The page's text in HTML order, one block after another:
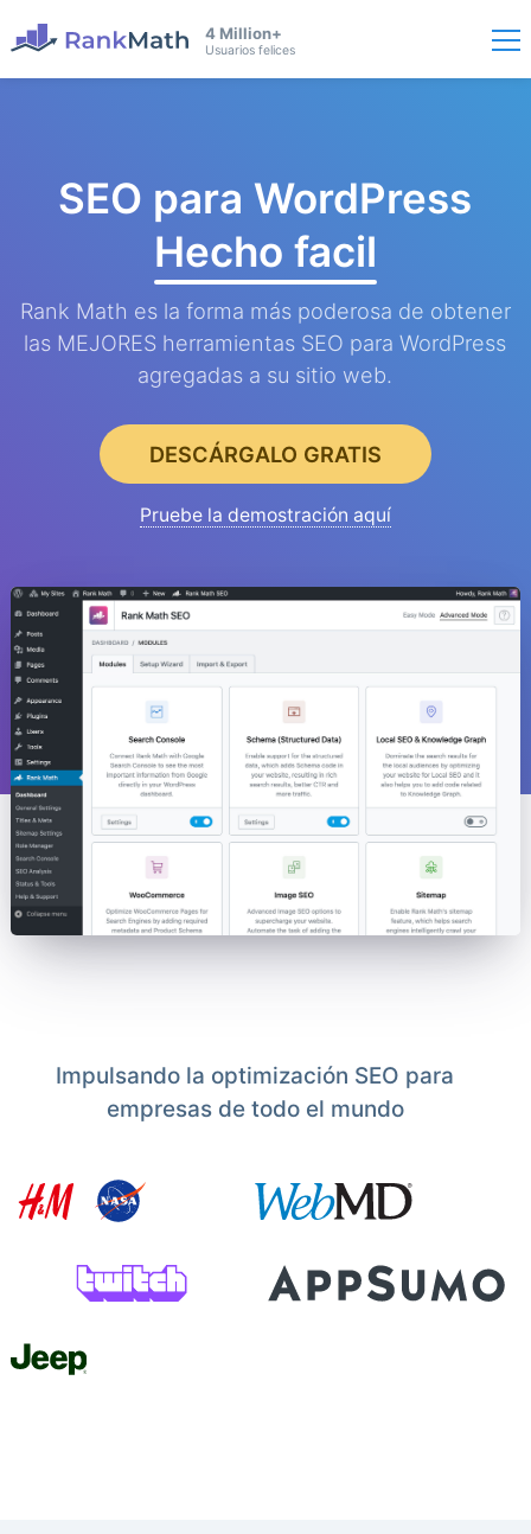
4 Million+
Usuarios felices
SEO para WordPress
Hecho facil
Rank Math es la forma más poderosa de obtener
las MEJORES herramientas SEO para WordPress
agregadas a su sitio web.
DESCÁRGALO GRATIS
Pruebe la demostración aquí
Impulsando la optimización SEO para
empresas de todo el mundo